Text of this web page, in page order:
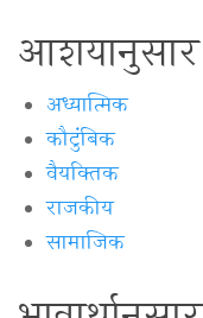
आशयानुसार
अध्यात्मिक
कौटुंबिक
वैयक्‍तिक
राजकीय
सामाजिक